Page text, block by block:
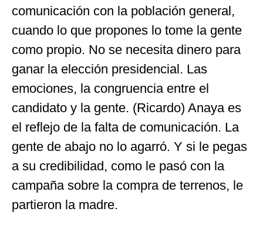
comunicación con la población general,
cuando lo que propones lo tome la gente
como propio. No se necesita dinero para
ganar la elección presidencial. Las
emociones, la congruencia entre el
candidato y la gente. (Ricardo) Anaya es
el reflejo de la falta de comunicación. La
gente de abajo no lo agarró. Y si le pegas
a su credibilidad, como le pasó con la
campaña sobre la compra de terrenos, le
partieron la madre.